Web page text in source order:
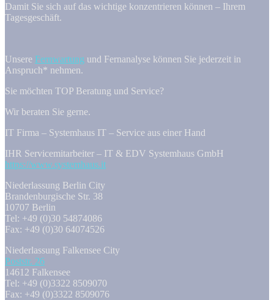
Damit Sie sich auf das wichtige konzentrieren können – Ihrem
Tagesgeschäft.
Unsere Fernwartung und Fernanalyse können Sie jederzeit in
Anspruch* nehmen.
Sie möchten TOP Beratung und Service?
Wir beraten Sie gerne.
IT Firma – Systemhaus IT – Service aus einer Hand
IHR Servicemitarbeiter – IT & EDV Systemhaus GmbH
https://www.systemhaus.it
Niederlassung Berlin City
Brandenburgische Str. 38
10707 Berlin
Tel: +49 (0)30 54874086
Fax: +49 (0)30 64074526
Niederlassung Falkensee City
Poststr. 26
14612 Falkensee
Tel: +49 (0)3322 8509070
Fax: +49 (0)3322 8509076